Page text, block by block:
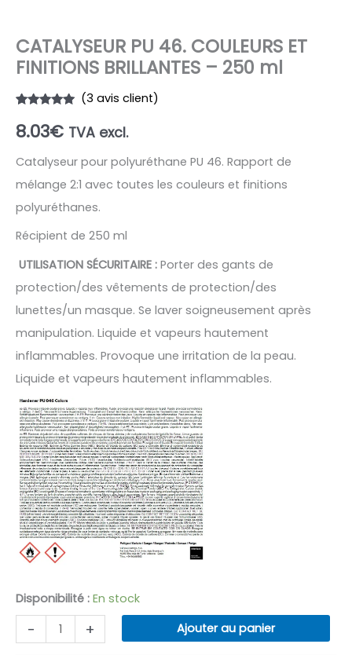
CATALYSEUR PU 46. COULEURS ET
FINITIONS BRILLANTES – 250 ml
sur 5
basé sur
client
(3 avis client)
8.03€ TVA excl.
Catalyseur pour polyuréthane PU 46. Rapport de
mélange 2:1 avec toutes les couleurs et finitions
polyuréthanes.
Récipient de 250 ml
UTILISATION SÉCURITAIRE : Porter des gants de
protection/des vêtements de protection/des
lunettes/un masque. Se laver soigneusement après
manipulation. Liquide et vapeurs hautement
inflammables. Provoque une irritation de la peau.
Liquide et vapeurs hautement inflammables.
Disponibilité : En stock
-
quantité
de
+ Ajouter au panier